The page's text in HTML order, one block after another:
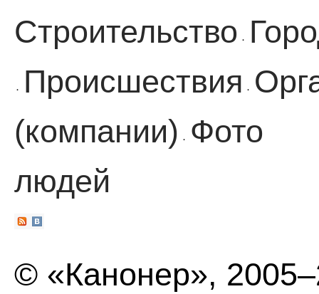
Строительство ·
· Происшествия ·
(компании)
·
Фото
людей
© «Канонер»,